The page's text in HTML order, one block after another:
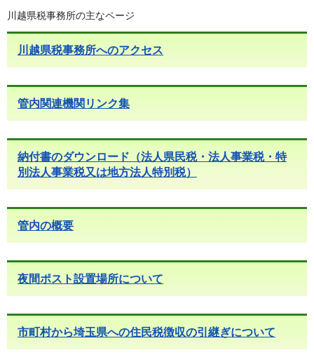
川越県税事務所の主なページ
川越県税事務所へのアクセス
管内関連機関リンク集
納付書のダウンロード（法人県民税・法人事業税・特
別法人事業税又は地方法人特別税）
管内の概要
夜間ポスト設置場所について
市町村から埼玉県への住民税徴収の引継ぎについて